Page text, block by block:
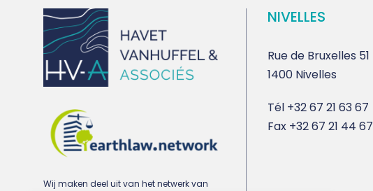
Wij maken deel uit van het netwerk van
NIVELLES
Rue de Bruxelles 51
1400 Nivelles
Tél +32 67 21 63 67
Fax +32 67 21 44 67